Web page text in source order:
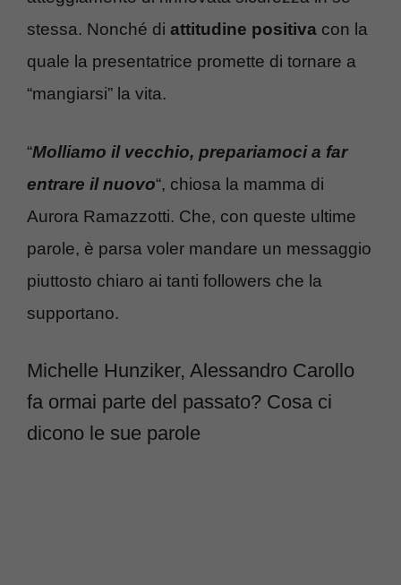
stessa. Nonché di attitudine positiva con la
quale la presentatrice promette di tornare a
“mangiarsi” la vita.
“Molliamo il vecchio, prepariamoci a far
entrare il nuovo“, chiosa la mamma di
Aurora Ramazzotti. Che, con queste ultime
parole, è parsa voler mandare un messaggio
piuttosto chiaro ai tanti followers che la
supportano.
Michelle Hunziker, Alessandro Carollo
fa ormai parte del passato? Cosa ci
dicono le sue parole